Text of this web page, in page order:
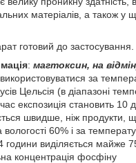
матеріалів, а також у
готовий до застосування.
: магтоксин, на
за
Цельсія (в діапазоні
експозиція становить 10
швидше, ніж продукти,
60% і за
години виділяється майже
концентрація фосфіну